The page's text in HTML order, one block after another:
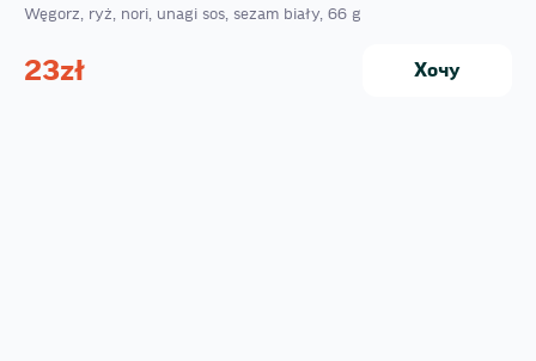
Węgorz, ryż, nori, unagi sos, sezam biały, 66 g
23zł Хочу